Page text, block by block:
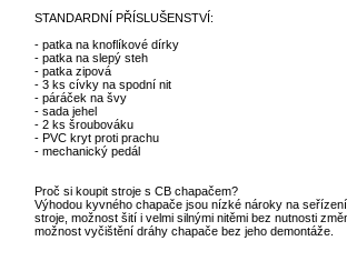
STANDARDNÍ PŘÍSLUŠENSTVÍ:
- patka na knoflíkové dírky
- patka na slepý steh
- patka zipová
- 3 ks cívky na spodní nit
- páráček na švy
- sada jehel
- 2 ks šroubováku
- PVC kryt proti prachu
- mechanický pedál
Proč si koupit stroje s CB chapačem?
Výhodou kyvného chapače jsou nízké nároky na
stroje, možnost šití i velmi silnými nitěmi bez nutnosti
možnost vyčištění dráhy chapače bez jeho demontáže.